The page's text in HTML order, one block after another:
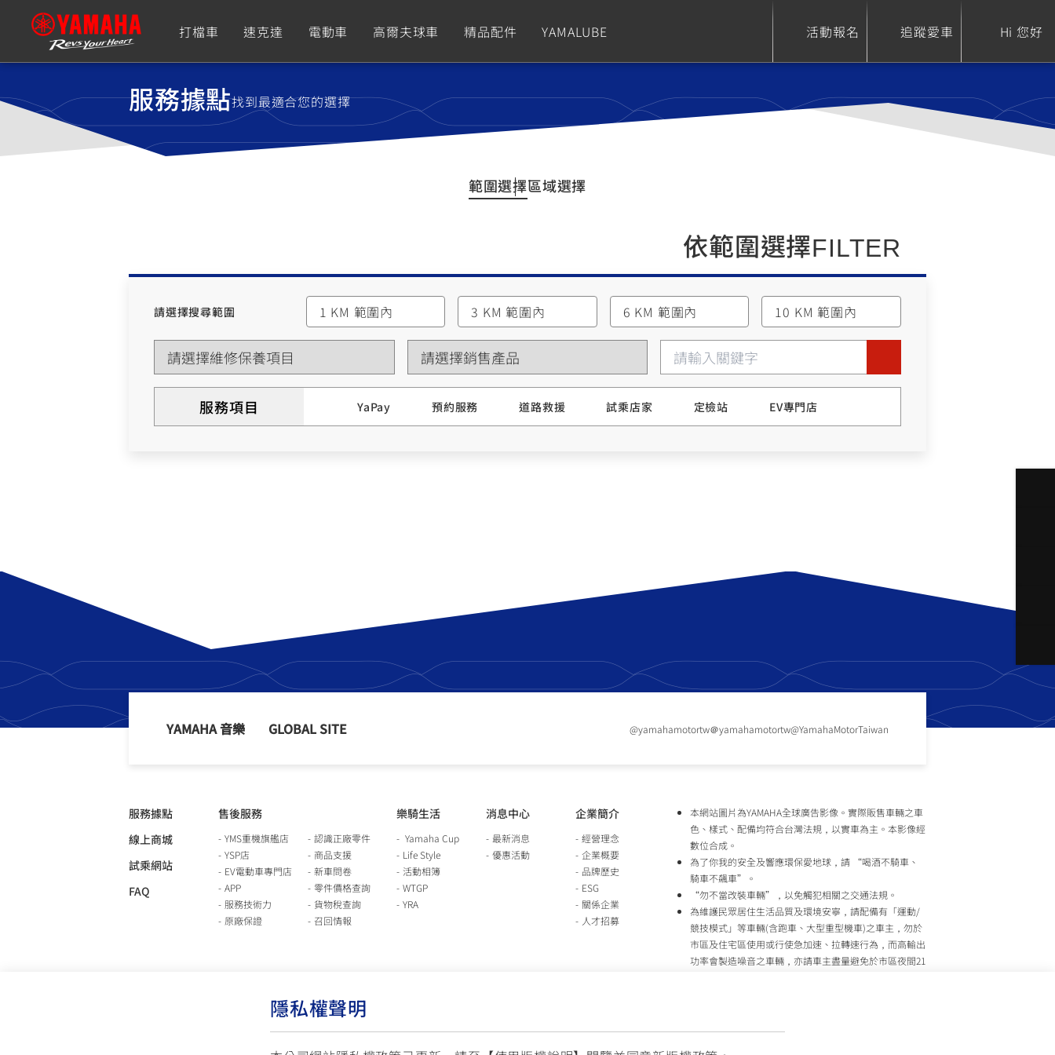
隱私權聲明
打檔車 速克達 電動車 高爾夫球車 精品配件 YAMALUBE 活動報名 追蹤愛車 Hi 您好
依風格 依排氣量
Super Sport
YZF-R7
YZF-R3
251~549
MT-09 Y-AMT
MT-07 Y-AMT
550+
MT-07
550+
MT-03
251~549 150
XSR 155
150
150
依風格 依排氣量
Premium
XMAX
NMAX
150
CYGNUS X
125
150
Limi
Vinoora
125
PW50
50
JOG
125
CUXiE
2.5 kw
追蹤愛車
我的愛車 瀏覽紀錄
服務據點找到最適合您的選擇
範圍選擇區域選擇
依範圍選擇FILTER
請選擇搜尋範圍 1 KM 範圍內 3 KM 範圍內 6 KM 範圍內 10 KM 範圍內
服務項目 YaPay 預約服務 道路救援 試乘店家 定檢站 EV專門店
YAMAHA 音樂 GLOBAL SITE @yamahamotortw＠yamahamotortw@YamahaMotorTaiwan
服務據點
線上商城
試乘網站
FAQ
售後服務
YMS重機旗艦店
YSP店
EV電動車專門店
APP
服務技術力
原廠保證
認識正廠零件
商品支援
新車問卷
零件價格查詢
貨物稅查詢
召回情報
樂騎生活
Yamaha Cup
Life Style
活動相簿
WTGP
YRA
消息中心
最新消息
優惠活動
企業簡介
經營理念
企業概要
品牌歷史
ESG
關係企業
人才招募
本網站圖片為YAMAHA全球廣告影像。實際販售車輛之車
色、樣式、配備均符合台灣法規，以實車為主。本影像經
數位合成。
為了你我的安全及響應環保愛地球，請 “喝酒不騎車、
騎車不飆車”。
“勿不當改裝車輛”，以免觸犯相關之交通法規。
為維護民眾居住生活品質及環境安寧，請配備有「運動/
競技模式」等車輛(含跑車、大型重型機車)之車主，勿於
市區及住宅區使用或行使急加速、拉轉速行為，而高輸出
功率會製造噪音之車輛，亦請車主盡量避免於市區夜間21